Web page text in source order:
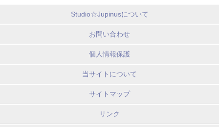
Studio☆Jupinusについて
お問い合わせ
個人情報保護
当サイトについて
サイトマップ
リンク